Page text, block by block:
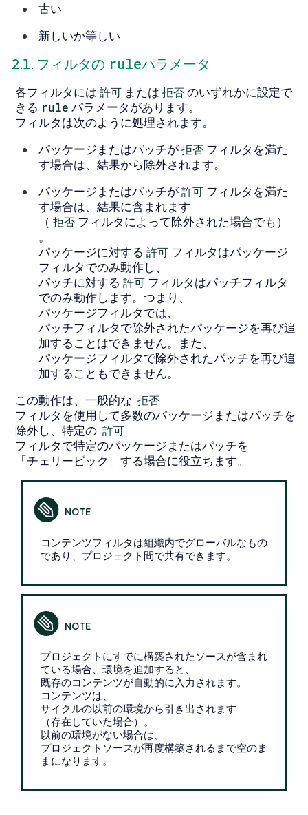
古い
新しいか等しい
2.1. フィルタの ruleパラメータ
各フィルタには 許可 または 拒否のいずれかに設定で
きる rule パラメータがあります。
フィルタは次のように処理されます。
パッケージまたはパッチが拒否 フィルタを満た
す場合は、結果から除外されます。
パッケージまたはパッチが許可 フィルタを満た
す場合は、結果に含まれます
（ 拒否 フィルタによって除外された場合でも）
。
パッケージに対する 許可 フィルタはパッケージ
フィルタでのみ動作し、
パッチに対する 許可 フィルタはパッチフィルタ
でのみ動作します。つまり、
パッケージフィルタでは、
パッチフィルタで除外されたパッケージを再び追
加することはできません。また、
パッケージフィルタで除外されたパッチを再び追
加することもできません。
この動作は、一般的な 拒否
フィルタを使用して多数のパッケージまたはパッチを
除外し、特定の 許可
フィルタで特定のパッケージまたはパッチを
「チェリーピック」する場合に役立ちます。
コンテンツフィルタは組織内でグローバルなもの
であり、プロジェクト間で共有できます。
プロジェクトにすでに構築されたソースが含まれ
ている場合、環境を追加すると、
既存のコンテンツが自動的に入力されます。
コンテンツは、
サイクルの以前の環境から引き出されます
（存在していた場合）。
以前の環境がない場合は、
プロジェクトソースが再度構築されるまで空のま
まになります。